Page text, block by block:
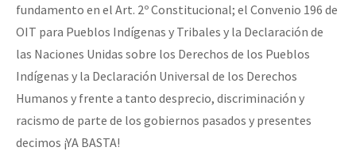
fundamento en el Art. 2º Constitucional; el Convenio 196 de
OIT para Pueblos Indígenas y Tribales y la Declaración de
las Naciones Unidas sobre los Derechos de los Pueblos
Indígenas y la Declaración Universal de los Derechos
Humanos y frente a tanto desprecio, discriminación y
racismo de parte de los gobiernos pasados y presentes
decimos ¡YA BASTA!